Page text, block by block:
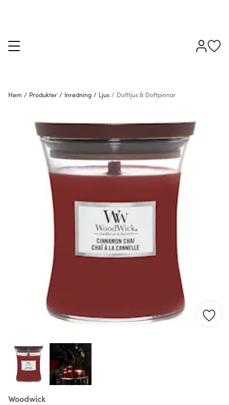
Hem / Produkter / Inredning / Ljus / Doftljus & Doftpinnar
Woodwick